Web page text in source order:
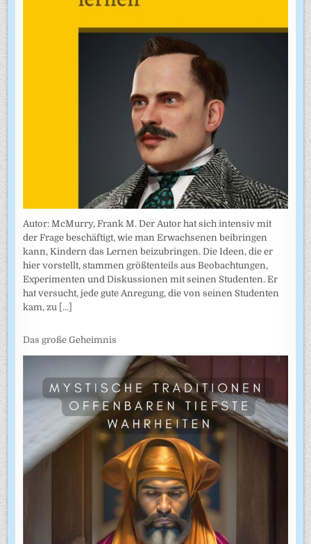
Autor: McMurry, Frank M. Der Autor hat sich intensiv mit
der Frage beschäftigt, wie man Erwachsenen beibringen
kann, Kindern das Lernen beizubringen. Die Ideen, die er
hier vorstellt, stammen größtenteils aus Beobachtungen,
Experimenten und Diskussionen mit seinen Studenten. Er
hat versucht, jede gute Anregung, die von seinen Studenten
kam, zu [...]
Das große Geheimnis